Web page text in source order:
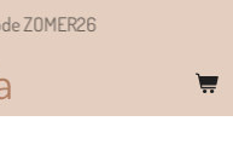
ZOMER26